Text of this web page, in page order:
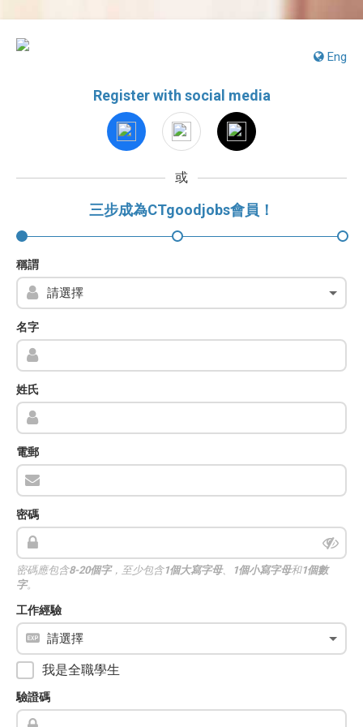
Eng
Register with social media
或
三步成為CTgoodjobs會員！
稱謂
名字
姓氏
電郵
密碼
密碼應包含8-20個字，至少包含1個大寫字母、 1個小寫字母和1個數
字。
工作經驗
我是全職學生
驗證碼